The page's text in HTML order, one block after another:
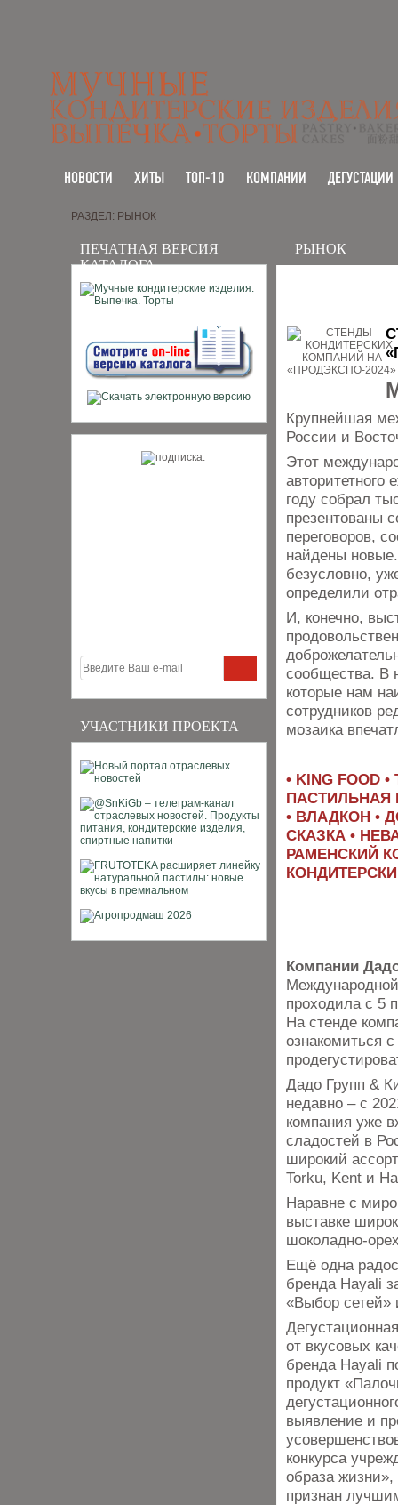
НОВОСТИ ХИТЫ ТОП-10 КОМПАНИИ ДЕГУСТАЦИИ
ПЕЧАТНАЯ ВЕРСИЯ
КАТАЛОГА
УЧАСТНИКИ ПРОЕКТА
РАЗДЕЛ: РЫНОК
РЫНОК
Крупнейшая
России и
Этот
авторитетного
году собрал
презентованы
переговоров,
найдены
безусловно,
определили
И, конечно,
сообщества. В
которые нам
сотрудников
мозаика
• KING
ПАСТИЛЬНАЯ
• ВЛАДКОН •
СКАЗКА •
РАМЕНСКИЙ
Компании
проходила с 5
На стенде
ознакомиться
Дадо Групп &
недавно – с
компания уже
сладостей в
широкий
Torku, Kent и
Наравне с
выставке
шоколадно-
Ещё одна
бренда Hayali
«Выбор сетей»
от вкусовых
бренда Hayali
продукт
выявление и
конкурса
образа
признан